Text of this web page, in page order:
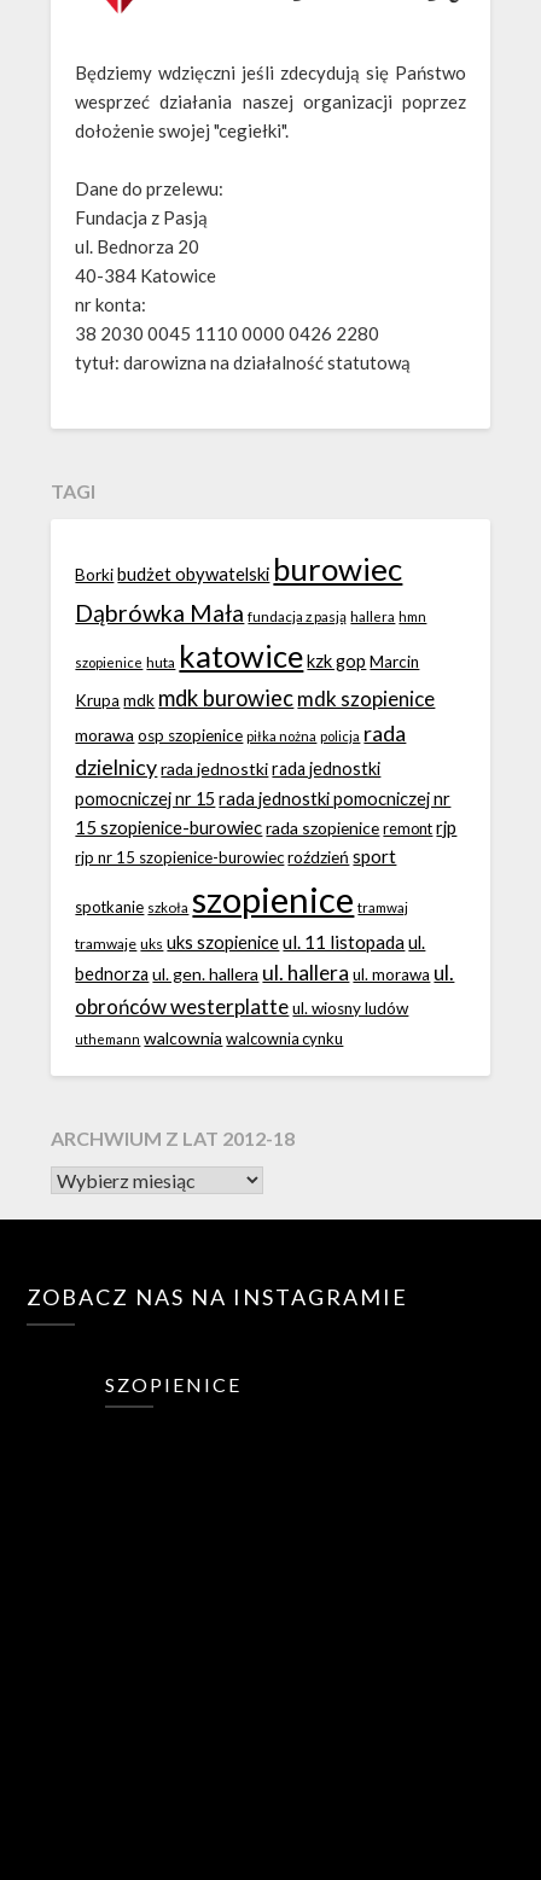
Będziemy wdzięczni jeśli zdecydują się Państwo
wesprzeć działania naszej organizacji poprzez
dołożenie swojej "cegiełki".
Dane do przelewu:
Fundacja z Pasją
ul. Bednorza 20
40-384 Katowice
nr konta:
38 2030 0045 1110 0000 0426 2280
tytuł: darowizna na działalność statutową
TAGI
Borki budżet obywatelski burowiec
Dąbrówka Mała fundacja z pasją hallera hmn
szopienice huta katowice kzk gop Marcin
Krupa mdk mdk burowiecmdk szopienice
morawa osp szopienice piłka nożna policja rada
dzielnicy rada jednostki rada jednostki
pomocniczej nr 15 rada jednostki pomocniczej nr
15 szopienice-burowiec rada szopienice remont rjp
rjp nr 15 szopienice-burowiec roździeń sport
spotkanie szkoła szopienice tramwaj
tramwaje uks uks szopienice ul. 11 listopada ul.
bednorza ul. gen. hallera ul. hallera ul. morawa ul.
obrońców westerplatte ul. wiosny ludów
uthemann walcownia walcownia cynku
ARCHWIUM Z LAT 2012-18
ZOBACZ NAS NA INSTAGRAMIE
SZOPIENICE